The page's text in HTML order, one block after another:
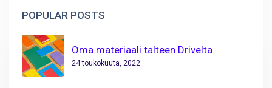
POPULAR POSTS
Oma materiaali talteen Drivelta
24 toukokuuta, 2022